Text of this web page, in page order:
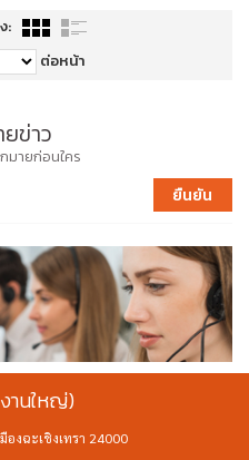
:
ต่อหน้า
ข่าว
มายก่อนใคร
ยืนยัน
านใหญ่)
องฉะเชิงเทรา 24000